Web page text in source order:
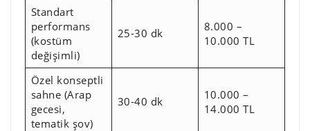
Standart
performans
(kostüm
değişimli)
25-30 dk
8.000 –
10.000 TL
Özel konseptli
sahne (Arap
gecesi,
tematik şov)
30-40 dk
10.000 –
14.000 TL